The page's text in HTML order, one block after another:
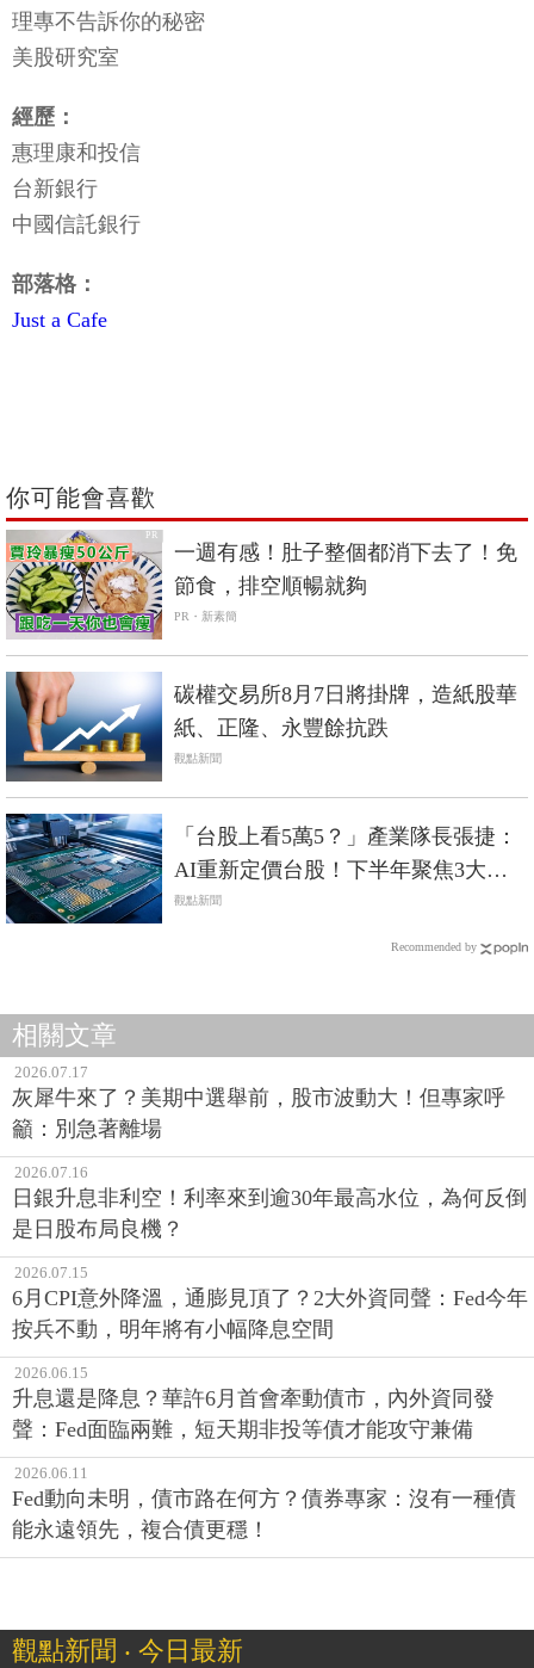
理專不告訴你的秘密
美股研究室
經歷：
惠理康和投信
台新銀行
中國信託銀行
部落格：
Just a Cafe
你可能會喜歡
PR
一週有感！肚子整個都消下去了！免
節食，排空順暢就夠
PR・新素簡
碳權交易所8月7日將掛牌，造紙股華
紙、正隆、永豐餘抗跌
觀點新聞
「台股上看5萬5？」產業隊長張捷：
AI重新定價台股！下半年聚焦3大關
鍵零組件
觀點新聞
Recommended by
相關文章
2026.07.17
灰犀牛來了？美期中選舉前，股市波動大！但專家呼
籲：別急著離場
2026.07.16
日銀升息非利空！利率來到逾30年最高水位，為何反倒
是日股布局良機？
2026.07.15
6月CPI意外降溫，通膨見頂了？2大外資同聲：Fed今年
按兵不動，明年將有小幅降息空間
2026.06.15
升息還是降息？華許6月首會牽動債市，內外資同發
聲：Fed面臨兩難，短天期非投等債才能攻守兼備
2026.06.11
Fed動向未明，債市路在何方？債券專家：沒有一種債
能永遠領先，複合債更穩！
觀點新聞 ‧ 今日最新